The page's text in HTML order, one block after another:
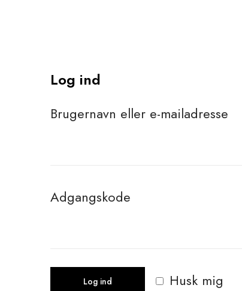
Log ind
Brugernavn eller e-mailadresse
Adgangskode
Husk mig
Log ind